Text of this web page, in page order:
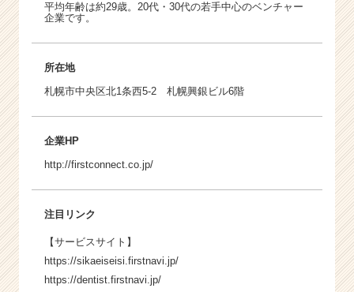
平均年齢は約29歳。20代・30代の若手中心のベンチャー
企業です。
所在地
札幌市中央区北1条西5-2 札幌興銀ビル6階
企業HP
http://firstconnect.co.jp/
注目リンク
【サービスサイト】
https://sikaeiseisi.firstnavi.jp/
https://dentist.firstnavi.jp/